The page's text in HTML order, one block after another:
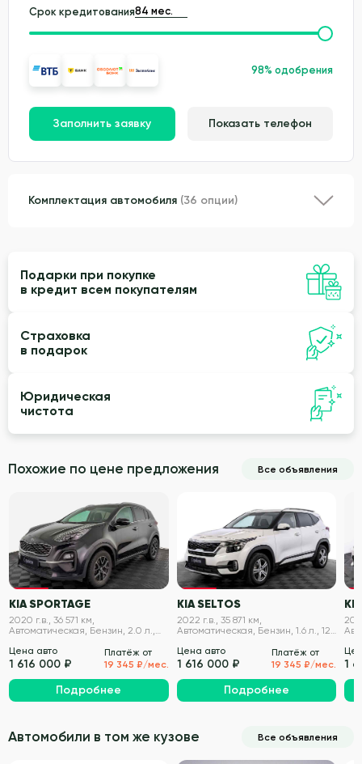
Срок кредитования
98% одобрения
Заполнить заявку Показать телефон
Комплектация автомобиля (36 опции)
Подарки при покупке
в кредит всем покупателям
Страховка
в подарок
Юридическая
чистота
Похожие по цене предложения Все объявления
VIN проверен
KIA SPORTAGE
2020 г.в., 36 571 км,
Автоматическая, Бензин, 2.0 л.,
Цена авто
1 616 000 ₽
Платёж от
19 345 ₽/мес.
Подробнее
VIN проверен
KIA SELTOS
2022 г.в., 35 871 км,
Автоматическая, Бензин, 1.6 л., 121
Цена авто
1 616 000 ₽
Платёж от
19 345 ₽/мес.
Подробнее
1
Автомобили в том же кузове Все объявления